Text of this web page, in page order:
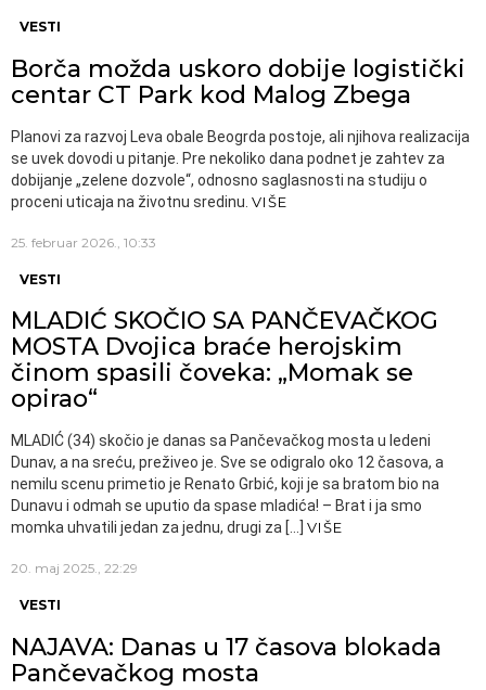
VESTI
Borča možda uskoro dobije logistički
centar CT Park kod Malog Zbega
Planovi za razvoj Leva obale Beogrda postoje, ali njihova realizacija
se uvek dovodi u pitanje. Pre nekoliko dana podnet je zahtev za
dobijanje „zelene dozvole“, odnosno saglasnosti na studiju o
proceni uticaja na životnu sredinu. VIŠE
25. februar 2026., 10:33
VESTI
MLADIĆ SKOČIO SA PANČEVAČKOG
MOSTA Dvojica braće herojskim
činom spasili čoveka: „Momak se
opirao“
MLADIĆ (34) skočio je danas sa Pančevačkog mosta u ledeni
Dunav, a na sreću, preživeo je. Sve se odigralo oko 12 časova, a
nemilu scenu primetio je Renato Grbić, koji je sa bratom bio na
Dunavu i odmah se uputio da spase mladića! – Brat i ja smo
momka uhvatili jedan za jednu, drugi za […] VIŠE
20. maj 2025., 22:29
VESTI
NAJAVA: Danas u 17 časova blokada
Pančevačkog mosta